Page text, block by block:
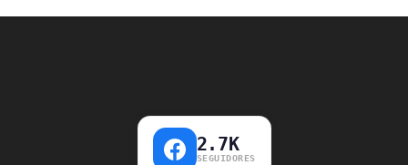
2.7K
SEGUIDORES